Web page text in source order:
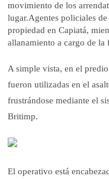
movimiento de los
lugar.Agentes policiales
propiedad en Capiatá,
allanamiento a cargo de la
A simple vista, en el
fueron utilizadas en el
frustrándose mediante el
Britimp.
El operativo está